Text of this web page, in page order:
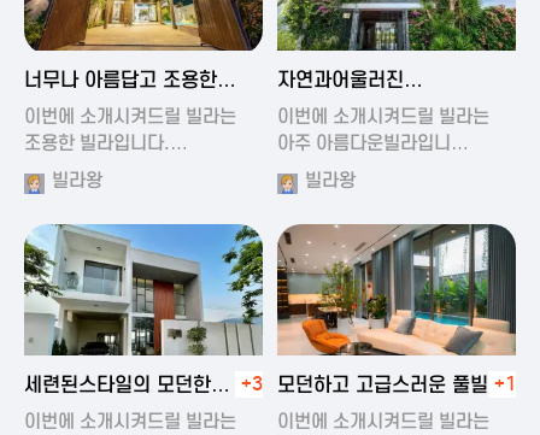
2024-11-19 01:47
너무나 아름답고 조용한
풀빌라
이번에 소개시켜드릴 빌라는
조용한 빌라입니다.…
빌라왕
2024-11-19 01:17
자연과어울러진
아름다운풀빌라
이번에 소개시켜드릴 빌라는
아주 아름다운빌라입니…
빌라왕
2024-11-19 01:22
세련된스타일의 모던한
풀빌라
+3
이번에 소개시켜드릴 빌라는
2024-11-20 00:20
모던하고 고급스러운 풀빌라+1
이번에 소개시켜드릴 빌라는